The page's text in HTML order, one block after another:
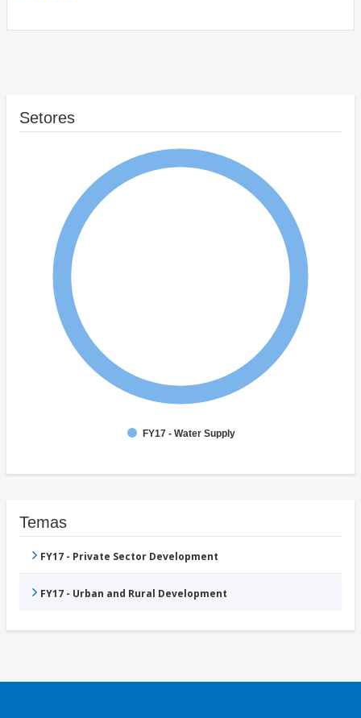
Setores
FY17 - Water Supply
Temas
FY17 - Private Sector Development
FY17 - Urban and Rural Development